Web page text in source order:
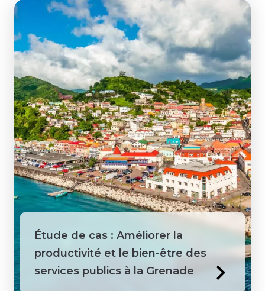
Étude de cas : Améliorer la
productivité et le bien-être des
services publics à la Grenade